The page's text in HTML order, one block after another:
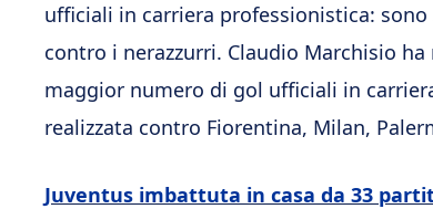
ufficiali in carriera professionistica:
contro i nerazzurri. Claudio Marchisio
maggior numero di gol ufficiali in
realizzata contro Fiorentina, Milan,
Juventus imbattuta in casa da 33